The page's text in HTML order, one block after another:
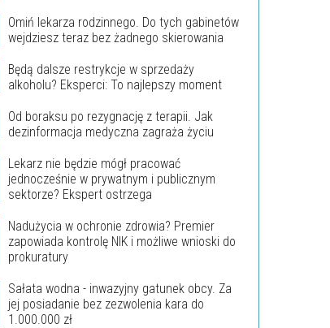
Omiń lekarza rodzinnego. Do tych gabinetów
wejdziesz teraz bez żadnego skierowania
Będą dalsze restrykcje w sprzedaży
alkoholu? Eksperci: To najlepszy moment
Od boraksu po rezygnację z terapii. Jak
dezinformacja medyczna zagraża życiu
Lekarz nie będzie mógł pracować
jednocześnie w prywatnym i publicznym
sektorze? Ekspert ostrzega
Nadużycia w ochronie zdrowia? Premier
zapowiada kontrolę NIK i możliwe wnioski do
prokuratury
Sałata wodna - inwazyjny gatunek obcy. Za
jej posiadanie bez zezwolenia kara do
1.000.000 zł